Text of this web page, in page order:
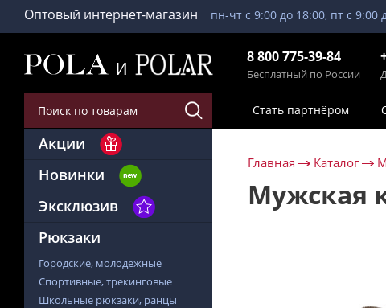
Оптовый интернет-магазин пн-чт с 9:00 до 18:00, пт с 9:00
8 800 775-39-84
Бесплатный по России
Стать партнёром
Акции
Новинки
Эксклюзив
Рюкзаки
Городские, молодежные
Спортивные, трекинговые
Школьные рюкзаки, ранцы
Главная Каталог
Мужская